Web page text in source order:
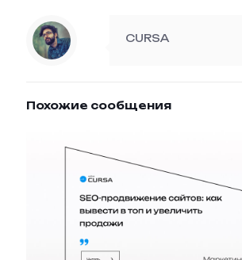
CURSA
Похожие сообщения